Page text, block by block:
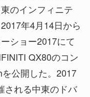
のインフィニテ
年4月14日から
ショー2017にて
QX80のコン
公開した。2017
される中東のドバ